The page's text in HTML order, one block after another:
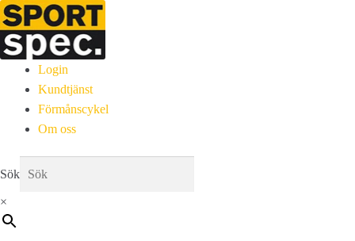
Login
Kundtjänst
Förmånscykel
Om oss
Sök
×